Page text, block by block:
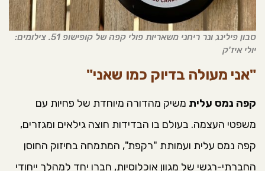
סבון פילינג ונר ריחני משאריות פולי קפה של קופישופ 51. צילומים:
יולי איז'ק
"אני מעולה בדיוק כמו שאני"
קפה נמס עלית משיק מהדורה מיוחדת של פחיות עם
משפטי העצמה. בעולם בו הבדידות חוצה גילאים ומגזרים,
קפה נמס עלית ועמותת "רקפת", המתמחה בחיזוק החוסן
החברתי-רגשי של מגוון אוכלוסיות, חברו יחד למהלך ייחודי